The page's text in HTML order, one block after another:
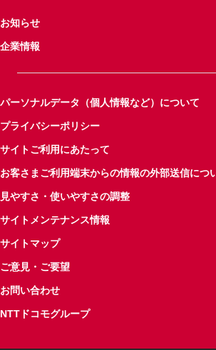
お知らせ
企業情報
パーソナルデータ（個人情報など）について
プライバシーポリシー
サイトご利用にあたって
お客さまご利用端末からの情報の外部送信につ
見やすさ・使いやすさの調整
サイトメンテナンス情報
サイトマップ
ご意見・ご要望
お問い合わせ
NTTドコモグループ